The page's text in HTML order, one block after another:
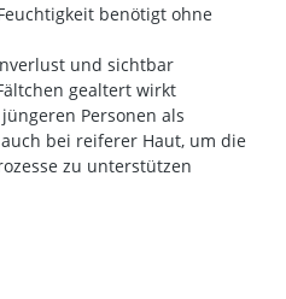
benötigt ohne
und sichtbar
gealtert wirkt
Personen als
bei reiferer Haut, um die
zu unterstützen